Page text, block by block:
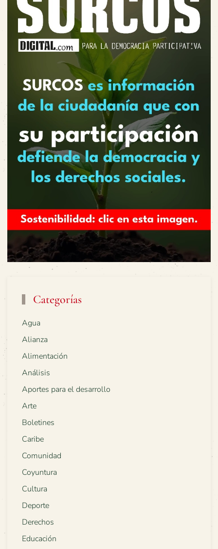
Categorías
Agua
Alianza
Alimentación
Análisis
Aportes para el desarrollo
Arte
Boletines
Caribe
Comunidad
Coyuntura
Cultura
Deporte
Derechos
Educación